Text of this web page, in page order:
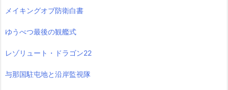
メイキングオブ防衛白書
ゆうべつ最後の観艦式
レゾリュート・ドラゴン22
与那国駐屯地と沿岸監視隊